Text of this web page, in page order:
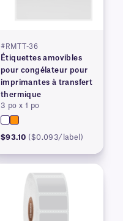
#RMTT-36
Étiquettes amovibles
pour congélateur pour
imprimantes à transfert
thermique
3 po x 1 po
$93.10 ($0.093/label)